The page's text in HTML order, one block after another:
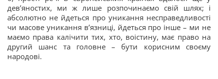
дев’яностих, ми ж лише розпочинаємо свій шлях; і
абсолютно не йдеться про уникання несправедливості
чи масове уникання в’язниці, йдеться про інше – ми не
маємо права калічити тих, хто, воістину, має право на
другий шанс та головне – бути корисним своєму
народові.